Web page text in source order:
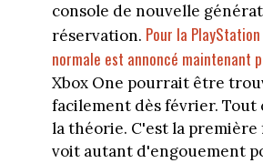
console de nouvelle
réservation. Pour la
normale est annoncé maintenant
Xbox One pourrait être
facilement dès février. Tout
la théorie. C'est la première
voit autant d'engouement